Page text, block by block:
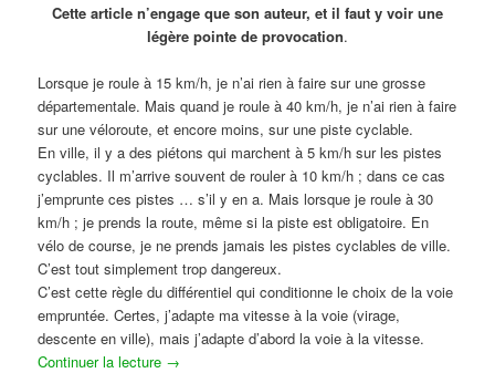
Cette article n’engage que son auteur, et il faut y voir une
légère pointe de provocation.
Lorsque je roule à 15 km/h, je n’ai rien à faire sur une grosse
départementale. Mais quand je roule à 40 km/h, je n’ai rien à faire
sur une véloroute, et encore moins, sur une piste cyclable.
En ville, il y a des piétons qui marchent à 5 km/h sur les pistes
cyclables. Il m’arrive souvent de rouler à 10 km/h ; dans ce cas
j’emprunte ces pistes … s’il y en a. Mais lorsque je roule à 30
km/h ; je prends la route, même si la piste est obligatoire. En
vélo de course, je ne prends jamais les pistes cyclables de ville.
C’est tout simplement trop dangereux.
C’est cette règle du différentiel qui conditionne le choix de la voie
empruntée. Certes, j’adapte ma vitesse à la voie (virage,
descente en ville), mais j’adapte d’abord la voie à la vitesse.
Continuer la lecture →